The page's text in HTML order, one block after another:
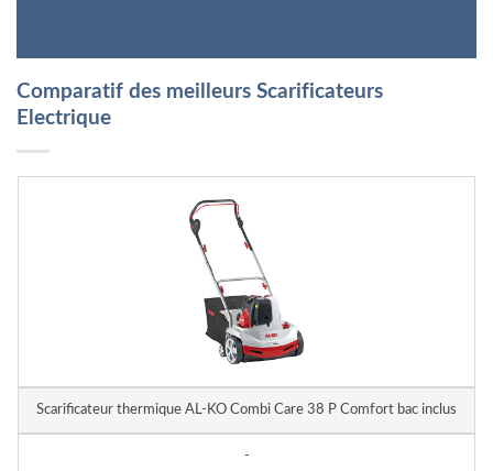
Comparatif des meilleurs Scarificateurs
Electrique
Scarificateur thermique AL-KO Combi Care 38 P Comfort bac inclus
-